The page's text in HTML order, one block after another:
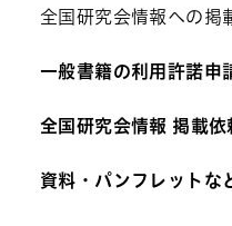
全国研究会情報への掲
一般書籍の利用許諾申
全国研究会情報 掲載依
資料・パンフレットな